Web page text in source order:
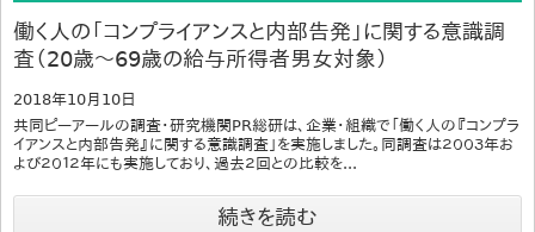
働く人の「コンプライアンスと内部告発」に関する意識調
査（20歳～69歳の給与所得者男女対象）
2018年10月10日
共同ピーアールの調査・研究機関PR総研は、企業・組織で「働く人の『コンプラ
イアンスと内部告発』に関する意識調査」を実施しました。同調査は２００３年お
よび２０１２年にも実施しており、過去２回との比較を...
続きを読む